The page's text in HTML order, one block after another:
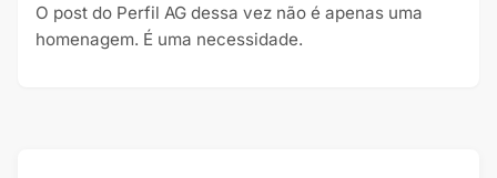
O post do Perfil AG dessa vez não é apenas uma
homenagem. É uma necessidade.